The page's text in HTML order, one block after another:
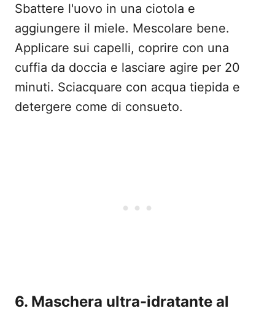
Sbattere l'uovo in una ciotola e
aggiungere il miele. Mescolare bene.
Applicare sui capelli, coprire con una
cuffia da doccia e lasciare agire per 20
minuti. Sciacquare con acqua tiepida e
detergere come di consueto.
6. Maschera ultra-idratante al